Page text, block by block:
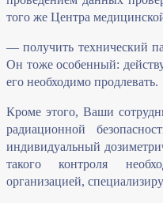
того же Центра
— получить технический
Он тоже особенный:
его необходимо продлевать.
Кроме этого, Ваши
радиационной
индивидуальный
такого контроля
организацией,